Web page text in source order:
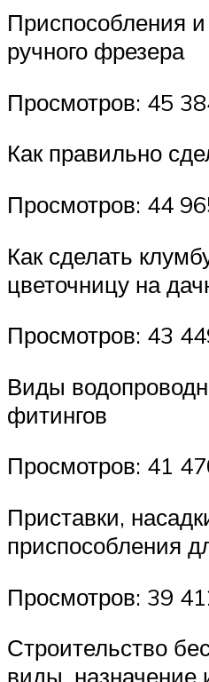
Приспособления
ручного фрезера
Просмотров: 45
Как правильно
Просмотров: 44
Как сделать
цветочницу на
Просмотров: 43
Виды
фитингов
Просмотров: 41
Приставки,
приспособления
Просмотров: 39
Строительство
виды, назначение